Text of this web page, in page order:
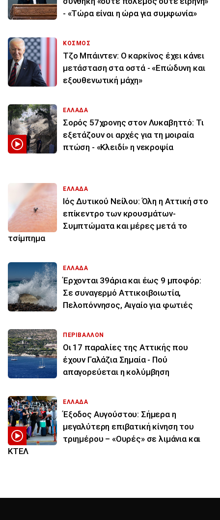
- «Τώρα είναι η ώρα για συμφωνία»
ΚΟΣΜΟΣ
Τζο Μπάιντεν: Ο καρκίνος έχει κάνει
μετάσταση στα οστά - «Επώδυνη και
εξουθενωτική μάχη»
ΕΛΛΑΔΑ
Σορός 57χρονης στον Λυκαβηττό: Τι
εξετάζουν οι αρχές για τη μοιραία
πτώση - «Κλειδί» η νεκροψία
ΕΛΛΑΔΑ
Ιός Δυτικού Νείλου: Όλη η Αττική στο
επίκεντρο των κρουσμάτων-
Συμπτώματα και μέρες μετά το
τσίμπημα
ΕΛΛΑΔΑ
Έρχονται 39άρια και έως 9 μποφόρ:
Σε συναγερμό Αττικοιβοιωτία,
Πελοπόννησος, Αιγαίο για φωτιές
ΠΕΡΙΒΑΛΛΟΝ
Οι 17 παραλίες της Αττικής που
έχουν Γαλάζια Σημαία - Πού
απαγορεύεται η κολύμβηση
ΕΛΛΑΔΑ
Έξοδος Αυγούστου: Σήμερα η
μεγαλύτερη επιβατική κίνηση του
τριημέρου – «Ουρές» σε λιμάνια και
ΚΤΕΛ